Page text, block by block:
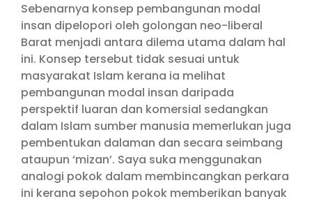
Sebenarnya konsep pembangunan modal
insan dipelopori oleh golongan neo-liberal
Barat menjadi antara dilema utama dalam hal
ini. Konsep tersebut tidak sesuai untuk
masyarakat Islam kerana ia melihat
pembangunan modal insan daripada
perspektif luaran dan komersial sedangkan
dalam Islam sumber manusia memerlukan juga
pembentukan dalaman dan secara seimbang
ataupun ‘mizan’. Saya suka menggunakan
analogi pokok dalam membincangkan perkara
ini kerana sepohon pokok memberikan banyak